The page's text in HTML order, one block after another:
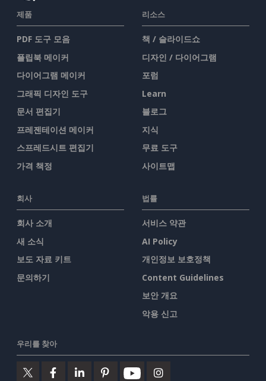
제품
PDF 도구 모음
플립북 메이커
다이어그램 메이커
그래픽 디자인 도구
문서 편집기
프레젠테이션 메이커
스프레드시트 편집기
가격 책정
리소스
책 / 슬라이드쇼
디자인 / 다이어그램
포럼
Learn
블로그
지식
무료 도구
사이트맵
회사
회사 소개
새 소식
보도 자료 키트
문의하기
법률
서비스 약관
AI Policy
개인정보 보호정책
Content Guidelines
보안 개요
악용 신고
우리를 찾아